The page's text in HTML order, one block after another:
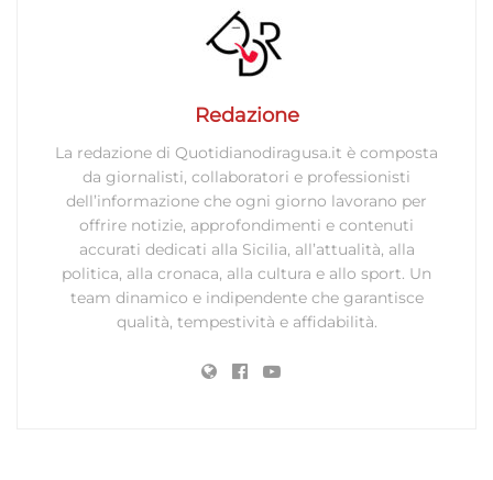
fonti di dati, Collegare diversi dispositivi,
Identificare i dispositivi in base alle informazioni
trasmesse automaticamente.
Utilizzare dati di geolocalizzazione precisi,
Riconoscere i dispositivi in base a informazioni
richieste attivamente.
Garantire la sicurezza, prevenire e
e presentare pubblicità e contenuto,
Redazione
La redazione di Quotidianodiragusa.it è composta
da giornalisti, collaboratori e professionisti
dell’informazione che ogni giorno lavorano per
offrire notizie, approfondimenti e contenuti
accurati dedicati alla Sicilia, all’attualità, alla
politica, alla cronaca, alla cultura e allo sport. Un
team dinamico e indipendente che garantisce
qualità, tempestività e affidabilità.